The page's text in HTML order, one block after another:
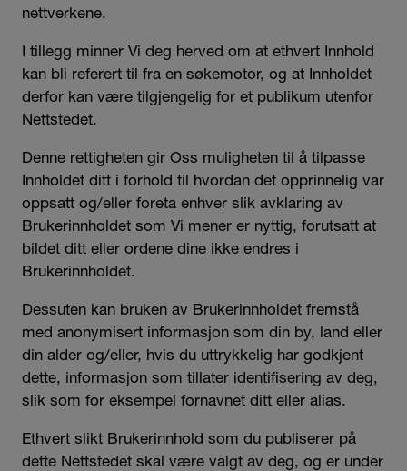
nettverkene.
I tillegg minner Vi deg herved om at ethvert Innhold
kan bli referert til fra en søkemotor, og at Innholdet
derfor kan være tilgjengelig for et publikum utenfor
Nettstedet.
Denne rettigheten gir Oss muligheten til å tilpasse
Innholdet ditt i forhold til hvordan det opprinnelig var
oppsatt og/eller foreta enhver slik avklaring av
Brukerinnholdet som Vi mener er nyttig, forutsatt at
bildet ditt eller ordene dine ikke endres i
Brukerinnholdet.
Dessuten kan bruken av Brukerinnholdet fremstå
med anonymisert informasjon som din by, land eller
din alder og/eller, hvis du uttrykkelig har godkjent
dette, informasjon som tillater identifisering av deg,
slik som for eksempel fornavnet ditt eller alias.
Ethvert slikt Brukerinnhold som du publiserer på
dette Nettstedet skal være valgt av deg, og er under